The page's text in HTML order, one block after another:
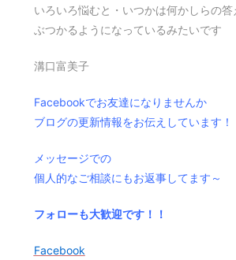
いろいろ悩むと・いつかは何かしらの答
ぶつかるようになっているみたいです
溝口富美子
Facebookでお友達になりませんか
ブログの更新情報をお伝えしています！
メッセージでの
個人的なご相談にもお返事してます～
フォローも大歓迎です！！
Facebook